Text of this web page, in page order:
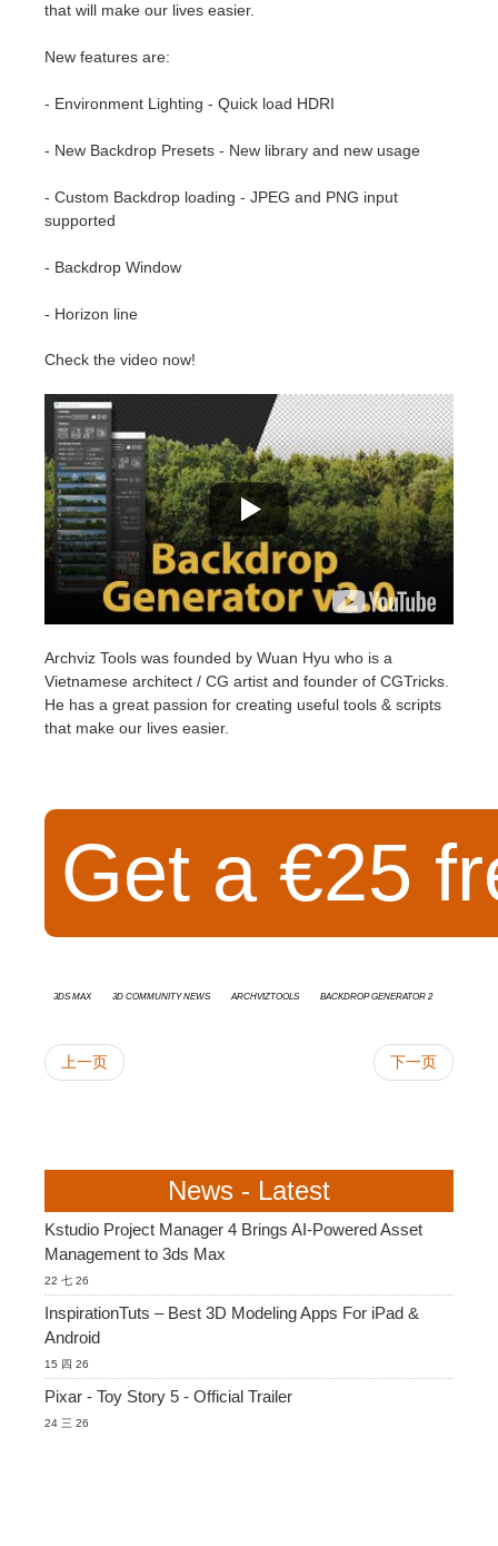
LightWave
SketchUp
Rhino
that will make our lives easier.
New features are:
- Environment Lighting - Quick load HDRI
- New Backdrop Presets - New library and new usage
- Custom Backdrop loading - JPEG and PNG input
supported
- Backdrop Window
- Horizon line
Check the video now!
Archviz Tools was founded by Wuan Hyu who is a
Vietnamese architect / CG artist and founder of CGTricks
He has a great passion for creating useful tools & scripts
that make our lives easier.
Get a €25
3ds Max 3D Community News ArchvizTools Backdrop Generator 2
上一页 下一页
News - Latest
Kstudio Project Manager 4 Brings AI-Powered Asset
Management to 3ds Max
22 七 26
InspirationTuts – Best 3D Modeling Apps For iPad &
Android
15 四 26
Pixar - Toy Story 5 - Official Trailer
24 三 26